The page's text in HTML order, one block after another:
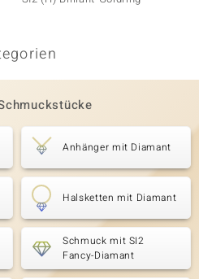
Anhänger mit Diamant
Halsketten mit Diamant
Schmuck mit SI2
Fancy-Diamant